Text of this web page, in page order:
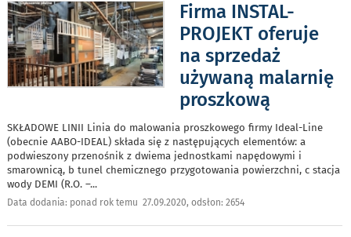
Firma INSTAL-
PROJEKT oferuje
na sprzedaż
używaną malarnię
proszkową
SKŁADOWE LINII Linia do malowania proszkowego firmy Ideal-Line
(obecnie AABO-IDEAL) składa się z następujących elementów: a
podwieszony przenośnik z dwiema jednostkami napędowymi i
smarownicą, b tunel chemicznego przygotowania powierzchni, c stacja
wody DEMI (R.O. –...
Data dodania: ponad rok temu 27.09.2020, odsłon: 2654